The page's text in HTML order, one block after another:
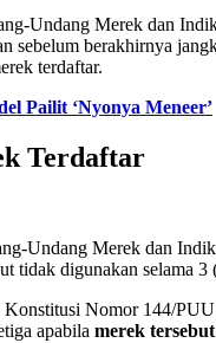
Undang Merek dan
sebelum berakhirnya
terdaftar.
Pailit ‘Nyonya Meneer’
Terdaftar
Undang Merek dan
tidak digunakan selama
Konstitusi Nomor 144/
apabila merek